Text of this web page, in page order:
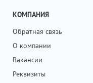
КОМПАНИЯ
Обратная связь
О компании
Вакансии
Реквизиты